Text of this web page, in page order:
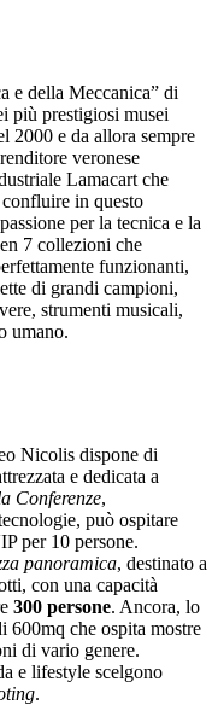
e della Meccanica” di
più prestigiosi musei
2000 e da allora sempre
veronese
Lamacart che
in questo
per la tecnica e la
7 collezioni che
funzionanti,
di grandi campioni,
strumenti musicali,
umano.
Nicolis dispone di
e dedicata a
Conferenze,
può ospitare
per 10 persone.
panoramica, destinato a
con una capacità
300 persone. Ancora, lo
600mq che ospita mostre
di vario genere.
e lifestyle scelgono
.